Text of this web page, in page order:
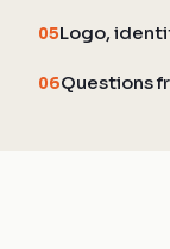
05Logo,
06Questions